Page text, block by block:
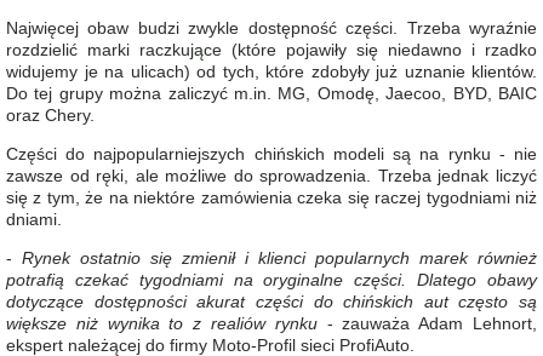
Najwięcej obaw budzi zwykle dostępność części. Trzeba wyraźnie
rozdzielić marki raczkujące (które pojawiły się niedawno i rzadko
widujemy je na ulicach) od tych, które zdobyły już uznanie klientów.
Do tej grupy można zaliczyć m.in. MG, Omodę, Jaecoo, BYD, BAIC
oraz Chery.
Części do najpopularniejszych chińskich modeli są na rynku - nie
zawsze od ręki, ale możliwe do sprowadzenia. Trzeba jednak liczyć
się z tym, że na niektóre zamówienia czeka się raczej tygodniami niż
dniami.
- Rynek ostatnio się zmienił i klienci popularnych marek również
potrafią czekać tygodniami na oryginalne części. Dlatego obawy
dotyczące dostępności akurat części do chińskich aut często są
większe niż wynika to z realiów rynku - zauważa Adam Lehnort,
ekspert należącej do firmy Moto-Profil sieci ProfiAuto.